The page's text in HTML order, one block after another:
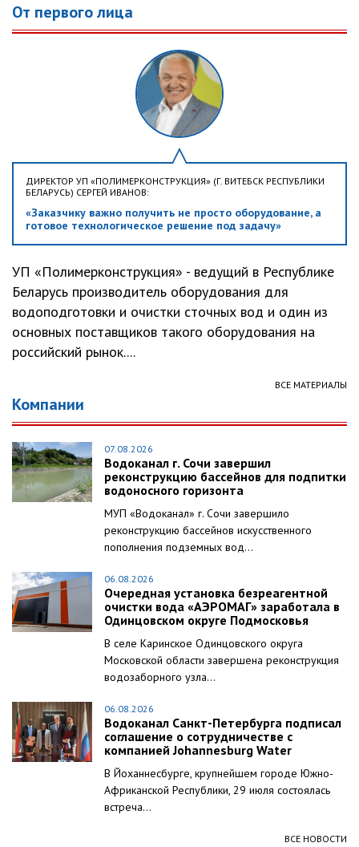
От первого лица
ДИРЕКТОР УП «ПОЛИМЕРКОНСТРУКЦИЯ» (Г. ВИТЕБСК РЕСПУБЛИКИ
БЕЛАРУСЬ) СЕРГЕЙ ИВАНОВ:
«Заказчику важно получить не просто оборудование, а
готовое технологическое решение под задачу»
УП «Полимерконструкция» - ведущий в Республике
Беларусь производитель оборудования для
водоподготовки и очистки сточных вод и один из
основных поставщиков такого оборудования на
российский рынок....
ВСЕ МАТЕРИАЛЫ
Компании
07.08.2026
Водоканал г. Сочи завершил
реконструкцию бассейнов для подпитки
водоносного горизонта
МУП «Водоканал» г. Сочи завершило
реконструкцию бассейнов искусственного
пополнения подземных вод...
06.08.2026
Очередная установка безреагентной
очистки вода «АЭРОМАГ» заработала в
Одинцовском округе Подмосковья
В селе Каринское Одинцовского округа
Московской области завершена реконструкция
водозаборного узла...
06.08.2026
Водоканал Санкт-Петербурга подписал
соглашение о сотрудничестве с
компанией Johannesburg Water
В Йоханнесбурге, крупнейшем городе Южно-
Африканской Республики, 29 июля состоялась
встреча...
ВСЕ НОВОСТИ